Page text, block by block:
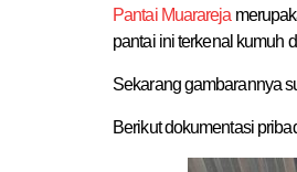
Pantai Muarareja
pantai ini terkenal kumuh
Sekarang gambarannya
Berikut dokumentasi